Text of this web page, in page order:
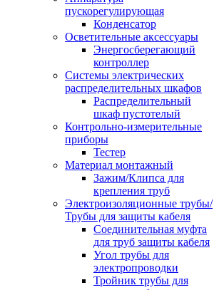
пускорегулирующая
Конденсатор
Осветительные аксессуары
Энергосберегающий
контроллер
Системы электрических
распределительных шкафов
Распределительный
шкаф пустотелый
Контрольно-измерительные
приборы
Тестер
Материал монтажный
Зажим/Клипса для
крепления труб
Электроизоляционные трубы/
Трубы для защиты кабеля
Соединительная муфта
для труб защиты кабеля
Угол трубы для
электропроводки
Тройник трубы для